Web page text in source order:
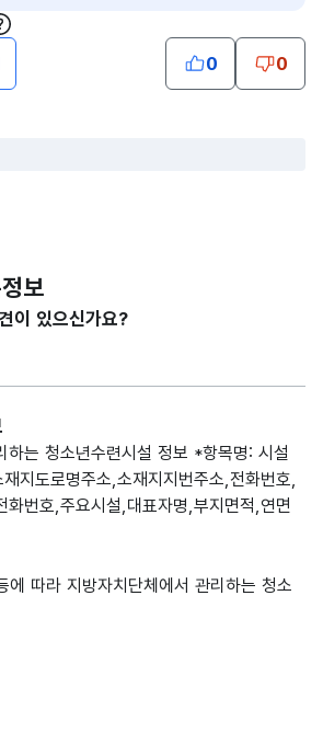
말
0
0
보
이 있으신가요?
하는 청소년수련시설 정보 *항목명: 시설
지도로명주소,소재지지번주소,전화번호,
화번호,주요시설,대표자명,부지면적,연면
등에 따라 지방자치단체에서 관리하는 청소